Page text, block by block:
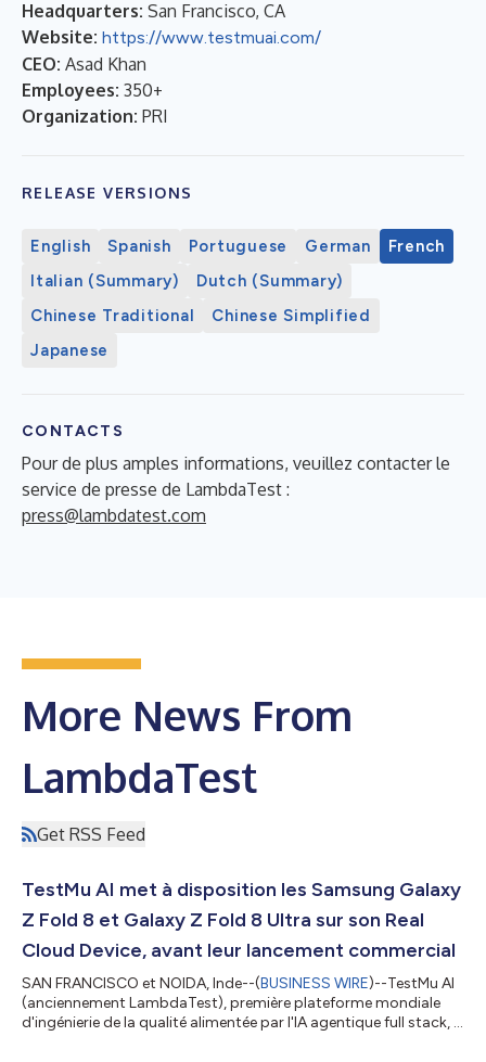
Headquarters: San Francisco, CA
Website: https://www.testmuai.com/
CEO: Asad Khan
Employees: 350+
Organization: PRI
RELEASE VERSIONS
English Spanish Portuguese German
French
Italian (Summary)
Dutch (Summary)
Chinese Traditional
Chinese Simplified
Japanese
CONTACTS
Pour de plus amples informations, veuillez contacter le
service de presse de LambdaTest :
press@lambdatest.com
More News From
LambdaTest
Get RSS Feed
TestMu AI met à disposition les Samsung Galaxy
Z Fold 8 et Galaxy Z Fold 8 Ultra sur son Real
Cloud Device, avant leur lancement commercial
SAN FRANCISCO et NOIDA, Inde--(BUSINESS WIRE)--TestMu AI
(anciennement LambdaTest), première plateforme mondiale
d'ingénierie de la qualité alimentée par l'IA agentique full stack, a